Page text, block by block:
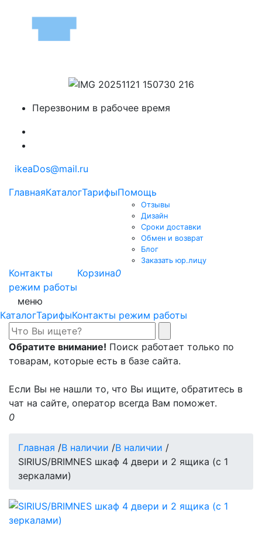
Перезвоним в рабочее время
ikeaDos@mail.ru
ГлавнаяКаталогТарифыПомощь
Отзывы
Дизайн
Сроки доставки
Обмен и возврат
Блог
Заказать юр.лицу
Контакты
режим работы
Корзина0
меню
КаталогТарифыКонтакты режим работы
Обратите внимание! Поиск работает только по
товарам, которые есть в базе сайта.
Если Вы не нашли то, что Вы ищите, обратитесь в
чат на сайте, оператор всегда Вам поможет.
0
Главная /В наличии /В наличии /
SIRIUS/BRIMNES шкаф 4 двери и 2 ящика (с 1
зеркалами)